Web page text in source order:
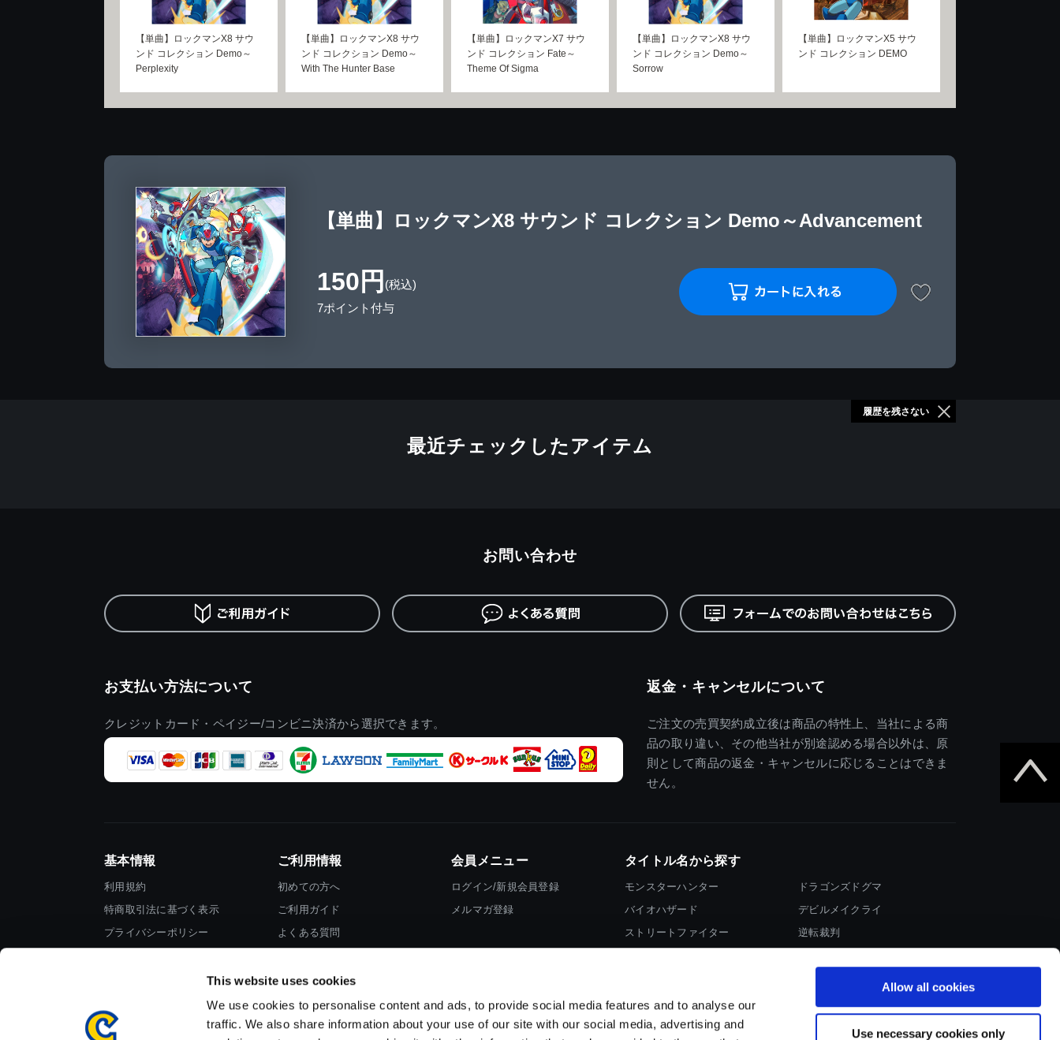
This website uses cookies
We use cookies to personalise content and ads, to provide social media features and to analyse our
traffic. We also share information about your use of our site with our social media, advertising and
Allow all cookies
Use necessary cookies only
【単曲】ロックマンX8 サウ
ンド コレクション Demo～
Perplexity
【単曲】ロックマンX8 サウ
ンド コレクション Demo～
With The Hunter Base
【単曲】ロックマンX7 サウ
ンド コレクション Fate～
Theme Of Sigma
【単曲】ロックマンX8 サウ
ンド コレクション Demo～
Sorrow
【単曲】ロックマンX5 サウ
ンド コレクション DEMO
【単曲】ロックマンX8 サウンド コレクション Demo～Advancement
150円 (税込)
7ポイント付与
最近チェックしたアイテム
履歴を残さない
お支払い方法について
クレジットカード・ペイジー/コンビニ決済から選択できます。
返金・キャンセルについて
ご注文の売買契約成立後は商品の特性上、当社による商
品の取り違い、その他当社が別途認める場合以外は、原
則として商品の返金・キャンセルに応じることはできま
せん。
お問い合わせ
基本情報
利用規約
特商取引法に基づく表示
プライバシーポリシー
ご利用情報
初めての方へ
ご利用ガイド
よくある質問
会員メニュー
ログイン/新規会員登録
メルマガ登録
タイトル名から探す
モンスターハンター
バイオハザード
ストリートファイター
ドラゴンズドグマ
デビルメイクライ
逆転裁判